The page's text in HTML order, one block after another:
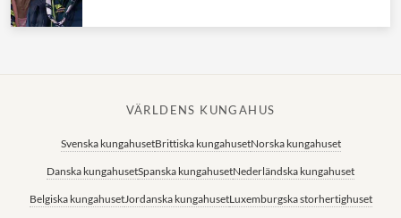
VÄRLDENS KUNGAHUS
Svenska kungahusetBrittiska kungahusetNorska kungahuset
Danska kungahusetSpanska kungahusetNederländska kungahuset
Belgiska kungahusetJordanska kungahusetLuxemburgska storhertighuset